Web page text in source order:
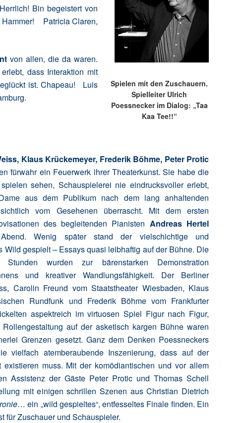
Spielen mit den Zuschauern.
Spielleiter Ulrich
Poessnecker im Dialog: „Taa
Kaa Tee!!“
Herrlich! Bin begeistert von
Hammer! Patricia Claren,
von allen, die da waren.
dass Interaktion mit
ist. Chapeau! Luis
Klaus Krückemeyer, Frederik Böhme, Peter Protic
fürwahr ein Feuerwerk ihrer Theaterkunst. Sie habe die
sehen, Schauspielerei nie eindrucksvoller erlebt,
aus dem Publikum nach dem lang anhaltenden
vom Gesehenen überrascht. Mit dem ersten
des begleitenden Pianisten Andreas Hertel
Wenig später stand der vielschichtige und
Wild gespielt–Essays quasi leibhaftig auf der Bühne. Die
wurden zur bärenstarken Demonstration
und kreativer Wandlungsfähigkeit. Der Berliner
Carolin Freund vom Staatstheater Wiesbaden, Klaus
Rundfunk und Frederik Böhme vom Frankfurter
aspektreich im virtuosen Spiel Figur nach Figur,
auf der asketisch kargen Bühne waren
Grenzen gesetzt. Ganz dem Denken Poessneckers
vielfach atemberaubende Inszenierung, dass auf der
muss. Mit der komödiantischen und vor allem
Assistenz der Gäste Peter Protic und Thomas Schell
mit einigen schrillen Szenen aus Christian Dietrich
… ein „wild gespieltes“, entfesseltes Finale finden. Ein
für Zuschauer und Schauspieler.